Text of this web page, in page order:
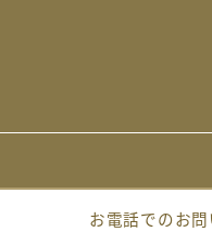
お電話でのお